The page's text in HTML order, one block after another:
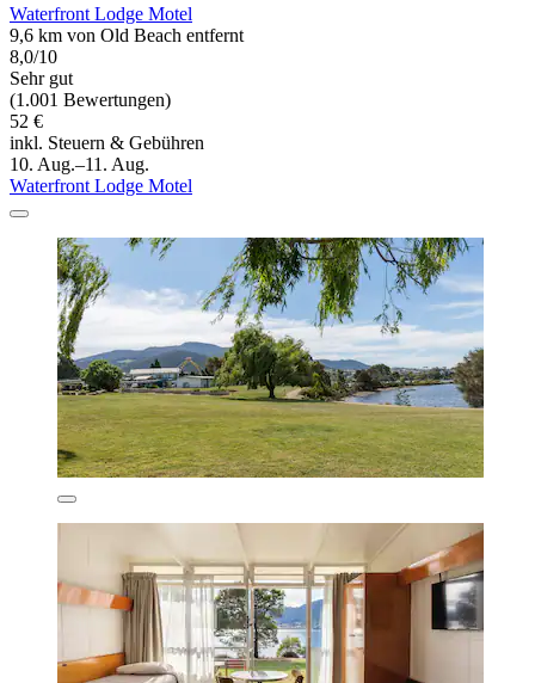
Waterfront Lodge Motel
9,6 km von Old Beach entfernt
8,0/10
Sehr gut
(1.001 Bewertungen)
52 €
inkl. Steuern & Gebühren
10. Aug.–11. Aug.
Waterfront Lodge Motel